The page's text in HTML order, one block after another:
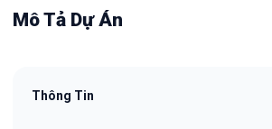
Mô Tả Dự Án
Thông Tin